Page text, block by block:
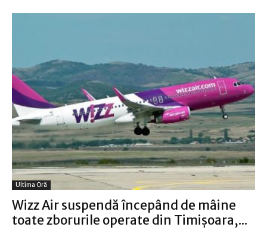
Ultima Oră
Wizz Air suspendă începând de mâine
toate zborurile operate din Timişoara,...